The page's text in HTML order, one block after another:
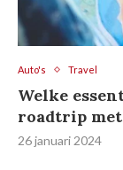
Auto's Travel
Welke
roadtrip met
26 januari 2024